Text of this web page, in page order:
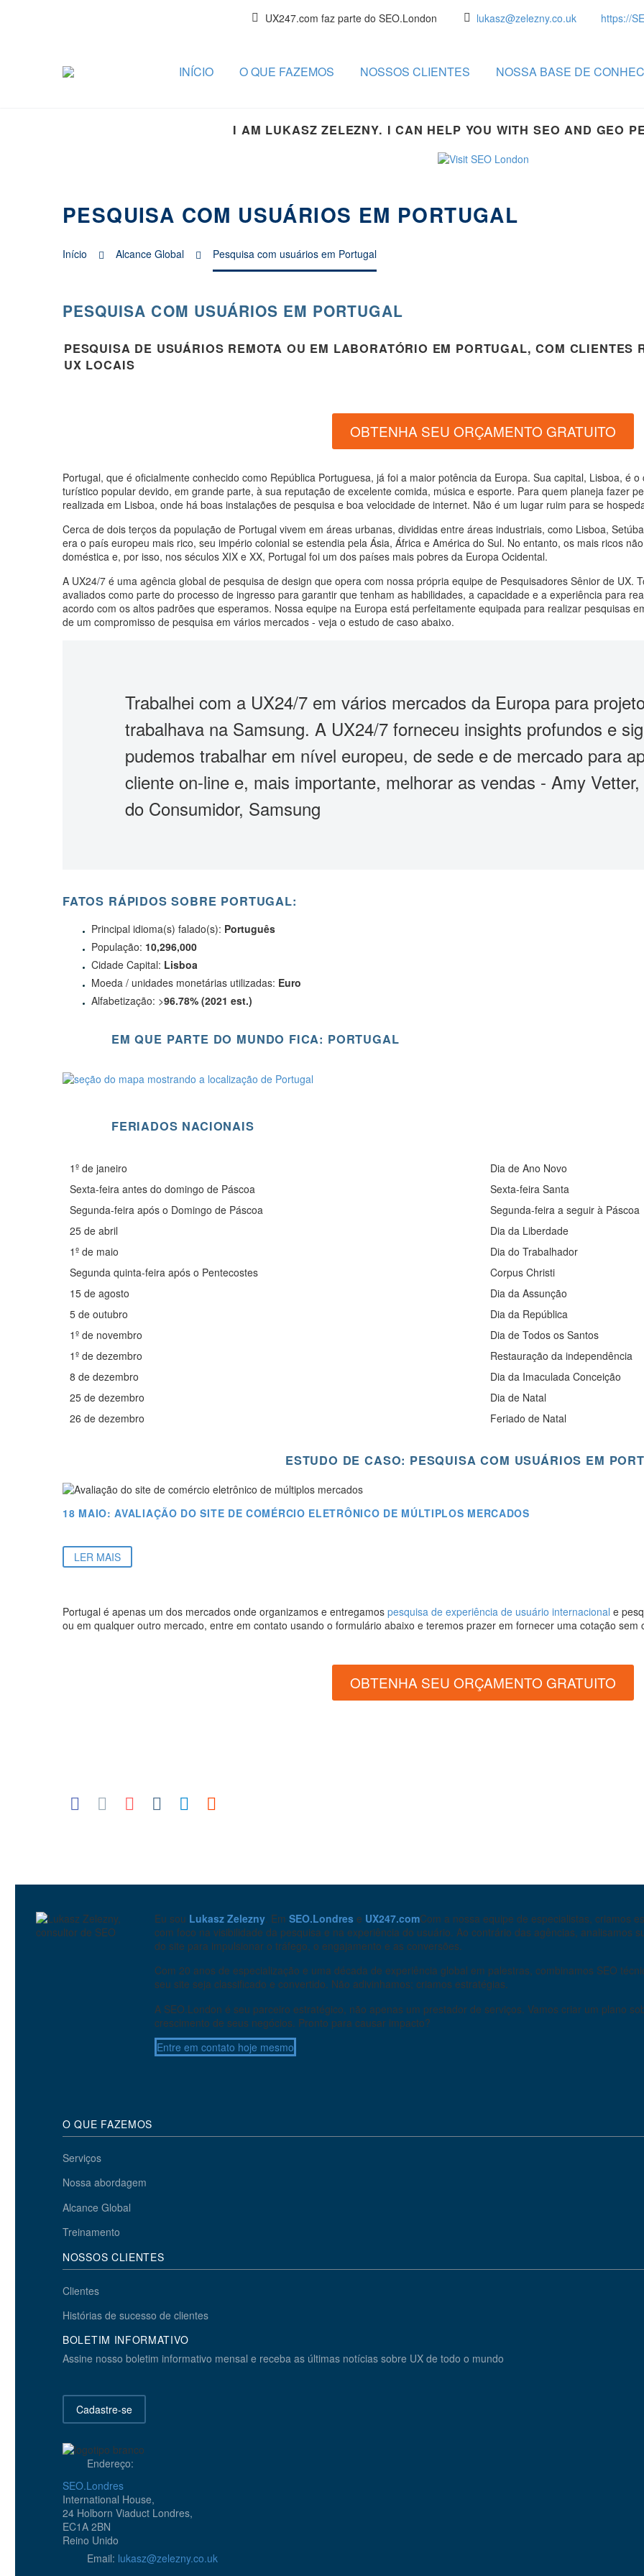
UX247.com faz parte do SEO.London lukasz@zelezny.co.uk https://
INÍCIO O QUE FAZEMOS NOSSOS CLIENTES NOSSA BASE DE
I AM LUKASZ ZELEZNY. I CAN HELP YOU WITH SEO AND GEO
PESQUISA COM USUÁRIOS EM PORTUGAL
Início Alcance Global Pesquisa com usuários em Portugal
PESQUISA COM USUÁRIOS EM PORTUGAL
PESQUISA DE USUÁRIOS REMOTA OU EM LABORATÓRIO EM PORTUGAL, COM CLIENTES
UX LOCAIS
OBTENHA SEU ORÇAMENTO GRATUITO
Portugal, que é oficialmente conhecido como República Portuguesa, já foi a maior potência da Europa. Sua capital, Lisboa, é
turístico popular devido, em grande parte, à sua reputação de excelente comida, música e esporte. Para quem planeja fazer
realizada em Lisboa, onde há boas instalações de pesquisa e boa velocidade de internet. Não é um lugar ruim para se
Cerca de dois terços da população de Portugal vivem em áreas urbanas, divididas entre áreas industriais, como Lisboa,
era o país europeu mais rico, seu império colonial se estendia pela Ásia, África e América do Sul. No entanto, os mais ricos
doméstica e, por isso, nos séculos XIX e XX, Portugal foi um dos países mais pobres da Europa Ocidental.
A UX24/7 é uma agência global de pesquisa de design que opera com nossa própria equipe de Pesquisadores Sênior de UX.
avaliados como parte do processo de ingresso para garantir que tenham as habilidades, a capacidade e a experiência para
acordo com os altos padrões que esperamos. Nossa equipe na Europa está perfeitamente equipada para realizar pesquisas
de um compromisso de pesquisa em vários mercados - veja o estudo de caso abaixo.
Trabalhei com a UX24/7 em vários mercados da Europa para
trabalhava na Samsung. A UX24/7 forneceu insights profundos e
pudemos trabalhar em nível europeu, de sede e de mercado para
cliente on-line e, mais importante, melhorar as vendas - Amy
do Consumidor, Samsung
FATOS RÁPIDOS SOBRE PORTUGAL:
Principal idioma(s) falado(s): Português
População: 10,296,000
Cidade Capital: Lisboa
Moeda / unidades monetárias utilizadas: Euro
Alfabetização: >96.78% (2021 est.)
EM QUE PARTE DO MUNDO FICA: PORTUGAL
FERIADOS NACIONAIS
1º de janeiro
Dia de Ano Novo
Sexta-feira antes do domingo de Páscoa
Sexta-feira Santa
Segunda-feira após o Domingo de Páscoa
Segunda-feira a seguir à Páscoa
25 de abril
Dia da Liberdade
1º de maio
Dia do Trabalhador
Segunda quinta-feira após o Pentecostes
Corpus Christi
15 de agosto
Dia da Assunção
5 de outubro
Dia da República
1º de novembro
Dia de Todos os Santos
1º de dezembro
Restauração da independência
8 de dezembro
Dia da Imaculada Conceição
25 de dezembro
Dia de Natal
26 de dezembro
Feriado de Natal
ESTUDO DE CASO: PESQUISA COM USUÁRIOS EM
18 MAIO:AVALIAÇÃO DO SITE DE COMÉRCIO ELETRÔNICO DE MÚLTIPLOS MERCADOS
LER MAIS
Portugal é apenas um dos mercados onde organizamos e entregamos pesquisa de experiência de usuário internacional e
ou em qualquer outro mercado, entre em contato usando o formulário abaixo e teremos prazer em fornecer uma cotação sem
OBTENHA SEU ORÇAMENTO GRATUITO
Eu sou Lukasz Zelezny . Em SEO.Londres e UX247.comCom a nossa equipe de especialistas, criamos
com foco na visibilidade da pesquisa e na experiência do usuário. Ao contrário das agências, analisamos
do site para impulsionar o tráfego, o engajamento e as conversões.
Com 20 anos de especialização e uma década de experiência global em palestras, combinamos SEO
seu site seja classificado e convertido. Não adivinhamos; criamos estratégias.
A SEO.London é seu parceiro estratégico, não apenas um prestador de serviços. Vamos criar um plano
crescimento de seus negócios. Pronto para causar impacto?
Entre em contato hoje mesmo
O QUE FAZEMOS
Serviços
Nossa abordagem
Alcance Global
Treinamento
NOSSOS CLIENTES
Clientes
Histórias de sucesso de clientes
BOLETIM INFORMATIVO
Assine nosso boletim informativo mensal e receba as últimas notícias sobre UX de todo o mundo
Cadastre-se
Endereço:
SEO.Londres
International House,
24 Holborn Viaduct Londres,
EC1A 2BN
Reino Unido
Email: lukasz@zelezny.co.uk